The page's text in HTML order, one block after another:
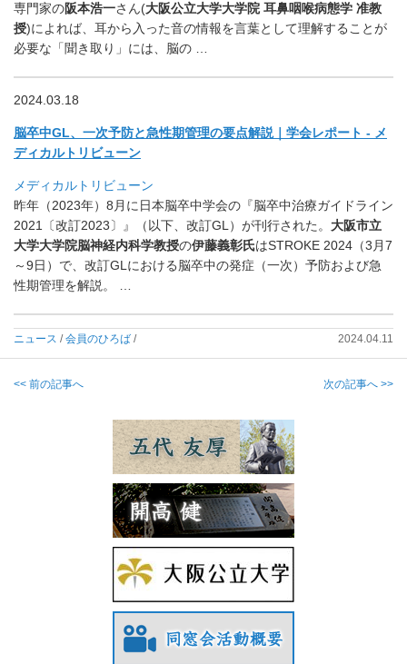
専門家の阪本浩一さん(大阪公立大学大学院 耳鼻咽喉病態学 准教
授)によれば、 耳から入った音の情報を言葉として理解することが
必要な「聞き取り」には、脳の …
2024.03.18
脳卒中GL、一次予防と急性期管理の要点解説｜学会レポート - メ
ディカルトリビューン
メディカルトリビューン
昨年（2023年）8月に日本脳卒中学会の『脳卒中治療ガイドライン
2021〔改訂2023〕』（以下、 改訂GL）が刊行された。 大阪市立
大学大学院脳神経内科学教授の伊藤義彰氏はSTROKE 2024（3月7
～9日）で、改訂GLにおける脳卒中の発症（一次）予防および急
性期管理を解説。 …
ニュース /会員のひろば / 2024.04.11
<< 前の記事へ 次の記事へ >>